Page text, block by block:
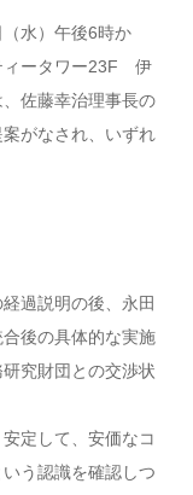
水）午後6時か
ィータワー23F 伊
佐藤幸治理事長の
がなされ、いずれ
過説明の後、永田
後の具体的な実施
究財団との交渉状
定して、安価なコ
う認識を確認しつ